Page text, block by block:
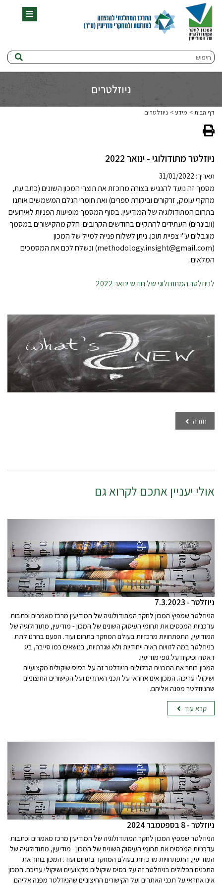
חיפוש
תפריט
ניוזלטרים
דף הבית מידע ניוזלטרים
ניוזלטר מתודולוגי - ינואר 2022
תאריך: 31/01/2022
מסמך זה נועד להנגיש בצורה מרוכזת את תוצרי המכון השונים (כתב עת,
מחקרי עומק, זרקורים וביקורת ספרים) ואת חומרי הגלם המשמשים אותנו
בתחום המתודולוגיה של המודיעין. בסוף המסמך מופיעות הפניות לאירועים
(וובינרים) העתידים להתקיים בחודשים הקרובים. חלק מהקישורים במסמך
מוגבלים ע"י צפיית תוכן. ניתן לשלוח פנייה למייל של המכון
(
methodology.insight@gmail.com) ונשלח לכם את המסמכים
המלאים.
לניוזלטר המתודולוגי של חודש ינואר 2022
חזרה
אולי יעניין אתכם לקרוא גם
ניוזלטר - 7.3.2023
הניוזלטר שמפיץ המכון לחקר המתודולוגיה של המודיעין מרכז מאמרים וכתבות
עדכניות המכסים את תחומי העיסוק השונים של המכון - מודיעין, מתודולוגיה של
המודיעין, התפתחויות מרכזיות בעולם המחקר בתחום ועוד. הפעם בחרנו לתת
בניוזלטר במה לזוויות ראיה ייחודיות ולא שגרתיות, בנושאים כמו סייבר, ביג
דאטה ופיקוח על גופי מודיעין.
המכון בוחר את התכנים הכלולים בניוזלטר זה על בסיס שיקולים מקצועיים
ושיקולי עריכה. המכון אינו אחראי על תכני האתרים ועל הקישורים החיצוניים
שהניוזלטר מפנה אליהם.
קרא עוד
ניוזלטר - 8 בספטמבר 2024
הניוזלטר שמפיץ המכון לחקר המתודולוגיה של המודיעין מרכז מאמרים וכתבות
עדכניות המכסים את תחומי העיסוק השונים של המכון - מודיעין, מתודולוגיה של
המודיעין, התפתחויות מרכזיות בעולם המחקר בתחום ועוד. המכון בוחר את
התכנים הכלולים בניוזלטר זה על בסיס שיקולים מקצועיים ושיקולי עריכה. המכון
אינו אחראי על תכני האתרים ועל הקישורים החיצוניים שהניוזלטר מפנה אליהם.